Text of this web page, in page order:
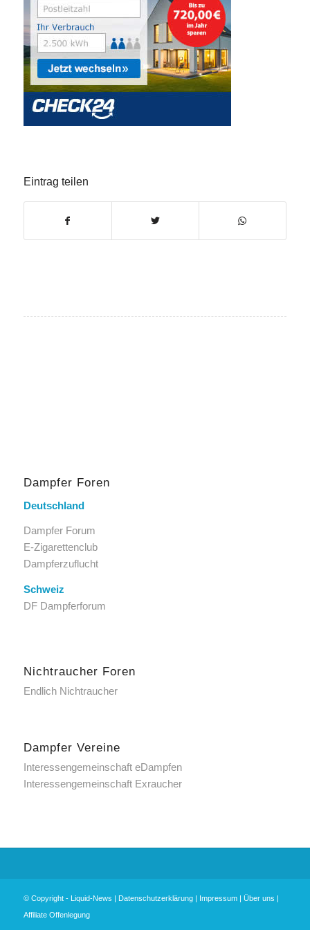
Eintrag teilen
Dampfer Foren
Deutschland
Dampfer Forum
E-Zigarettenclub
Dampferzuflucht
Schweiz
DF Dampferforum
Nichtraucher Foren
Endlich Nichtraucher
Dampfer Vereine
Interessengemeinschaft eDampfen
Interessengemeinschaft Exraucher
© Copyright - Liquid-News | Datenschutzerklärung| Impressum| Über uns |
Affiliate Offenlegung